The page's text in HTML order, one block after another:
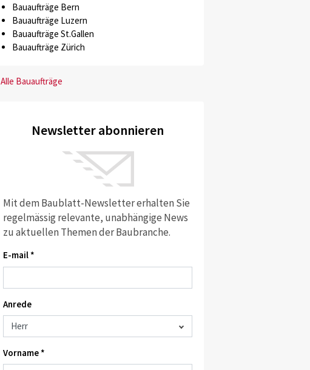
Bauaufträge Bern
Bauaufträge Luzern
Bauaufträge St.Gallen
Bauaufträge Zürich
Alle Bauaufträge
Newsletter abonnieren
Mit dem Baublatt-Newsletter erhalten Sie
regelmässig relevante, unabhängige News
zu aktuellen Themen der Baubranche.
E-mail *
Anrede
Vorname *